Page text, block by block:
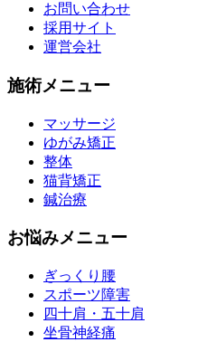
お問い合わせ
採用サイト
運営会社
施術メニュー
マッサージ
ゆがみ矯正
整体
猫背矯正
鍼治療
お悩みメニュー
ぎっくり腰
スポーツ障害
四十肩・五十肩
坐骨神経痛